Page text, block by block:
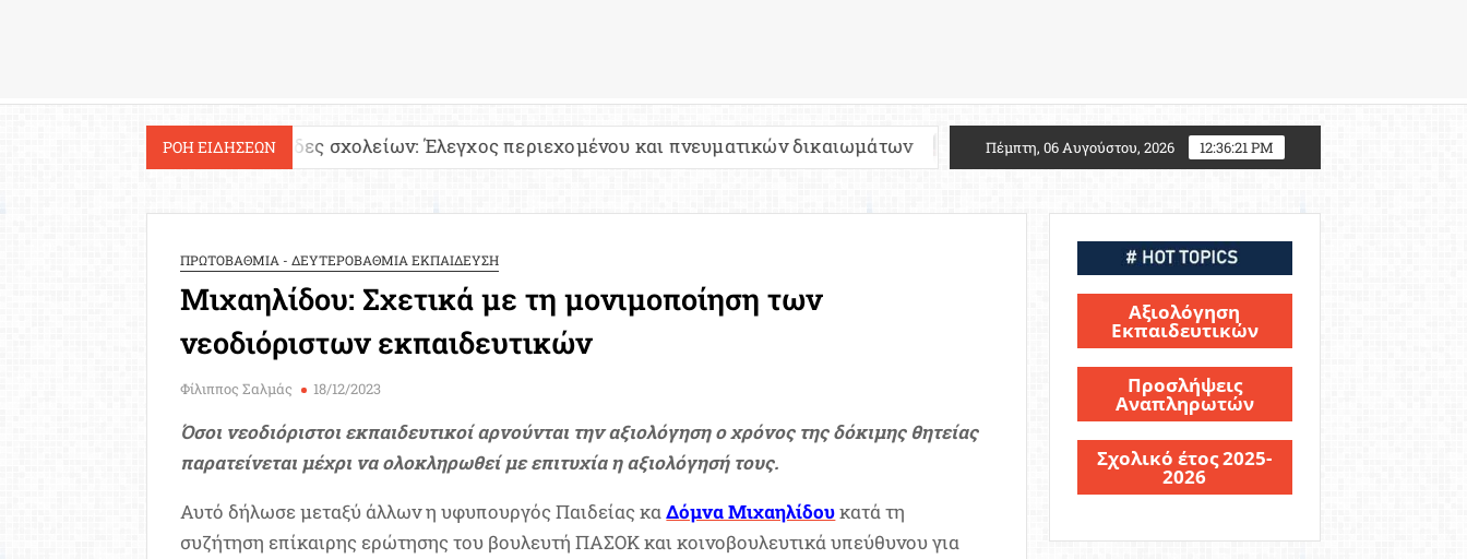
ΡΟΗ ΕΙΔΗΣΕΩΝ
Ιστοσελίδες σχολείων: Έλεγχος περιεχομένου και πνευματικών δικαιωμάτων Πανελλήνιες 2027: Τι αλλάζει για τους υποψηφίους Στρατιωτικών
Πέμπτη, 06 Αυγούστου, 2026 12:36:22 PM
ΠΡΩΤΟΒΑΘΜΙΑ - ΔΕΥΤΕΡΟΒΑΘΜΙΑ ΕΚΠΑΙΔΕΥΣΗ
Μιχαηλίδου: Σχετικά με τη μονιμοποίηση των
νεοδιόριστων εκπαιδευτικών
Φίλιππος Σαλμάς 18/12/2023
Όσοι νεοδιόριστοι εκπαιδευτικοί αρνούνται την αξιολόγηση ο χρόνος της δόκιμης θητείας
παρατείνεται μέχρι να ολοκληρωθεί με επιτυχία η αξιολόγησή τους.
Αυτό δήλωσε μεταξύ άλλων η υφυπουργός Παιδείας καΔόμνα Μιχαηλίδουκατά τη
συζήτηση επίκαιρης ερώτησης του βουλευτή ΠΑΣΟΚ και κοινοβουλευτικά υπεύθυνου για
Αξιολόγηση
Εκπαιδευτικών
Προσλήψεις
Αναπληρωτών
Σχολικό έτος 2025-
2026